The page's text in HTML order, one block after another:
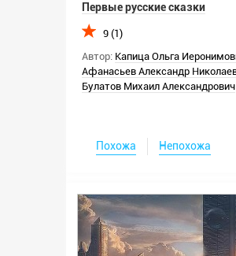
Первые русские сказки
9 (1)
Автор: Капица Ольга
Афанасьев Александр
Булатов Михаил Александрович
Похожа Непохожа